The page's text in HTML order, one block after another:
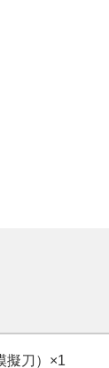
擬刀）×1